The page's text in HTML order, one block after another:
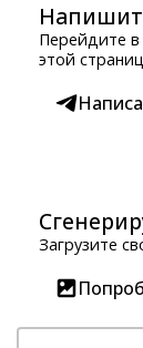
Перейдите
этой
Загрузите